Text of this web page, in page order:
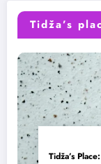
Tidža’s
Tidža’s